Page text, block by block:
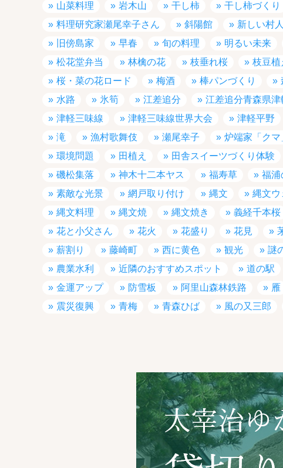
山菜料理
岩木山 干し柿 干し柿づくり
料理研究家瀬尾幸子さん
斜陽館 新しい村人
旧傍島家
早春 旬の料理 明るい未来
松花堂弁当
林檎の花 枝垂れ桜 枝豆植
桜・菜の花ロード
梅酒 棒パンづくり
水路
氷筍 江差追分 江差追分青森県津
津軽三味線
津軽三味線世界大会 津軽平野
滝
漁村歌舞伎 瀬尾幸子 炉端家「クマ
環境問題
田植え 田舎スイーツづくり体験
磯松集落
神木十二本ヤス 福寿草 福浦
素敵な光景
網戸取り付け 縄文 縄文ウ
縄文料理
縄文焼 縄文焼き 義経千本桜
花と小父さん
花火 花盛り 花見
薪割り
藤崎町 西に黄色 観光 謎
農業水利
近隣のおすすめスポット 道の駅
金運アップ
防雪板 阿里山森林鉄路 雁
震災復興
青梅 青森ひば 風の又三郎